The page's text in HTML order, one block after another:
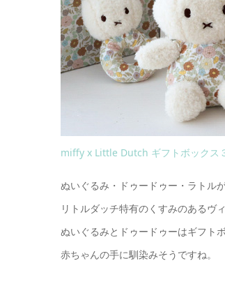
miffy x Little Dutch ギフトボックス
ぬいぐるみ・ドゥードゥー・ラトル
リトルダッチ特有のくすみのあるヴ
ぬいぐるみとドゥードゥーはギフト
赤ちゃんの手に馴染みそうですね。